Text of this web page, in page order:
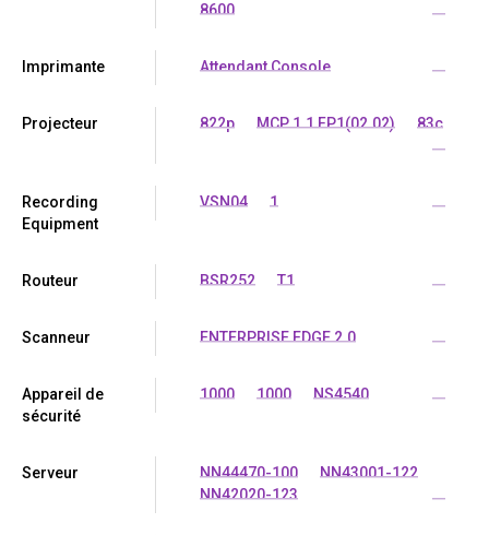
8600
...
Imprimante Attendant Console ...
Projecteur 822p MCP 1.1 FP1(02.02)
83c
...
Recording
Equipment
VSN04 1 ...
Routeur BSR252 T1 ...
Scanneur ENTERPRISE EDGE 2.0 ...
Appareil de
sécurité
1000 1000 NS4540 ...
Serveur NN44470-100
NN43001-122
NN42020-123
...